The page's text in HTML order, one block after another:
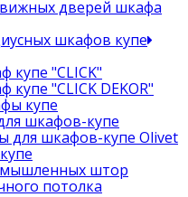
дверей шкафа
шкафов купе
купе "CLICK"
купе "CLICK DEKOR"
купе
шкафов-купе
для шкафов-купе Olivet
штор
потолка